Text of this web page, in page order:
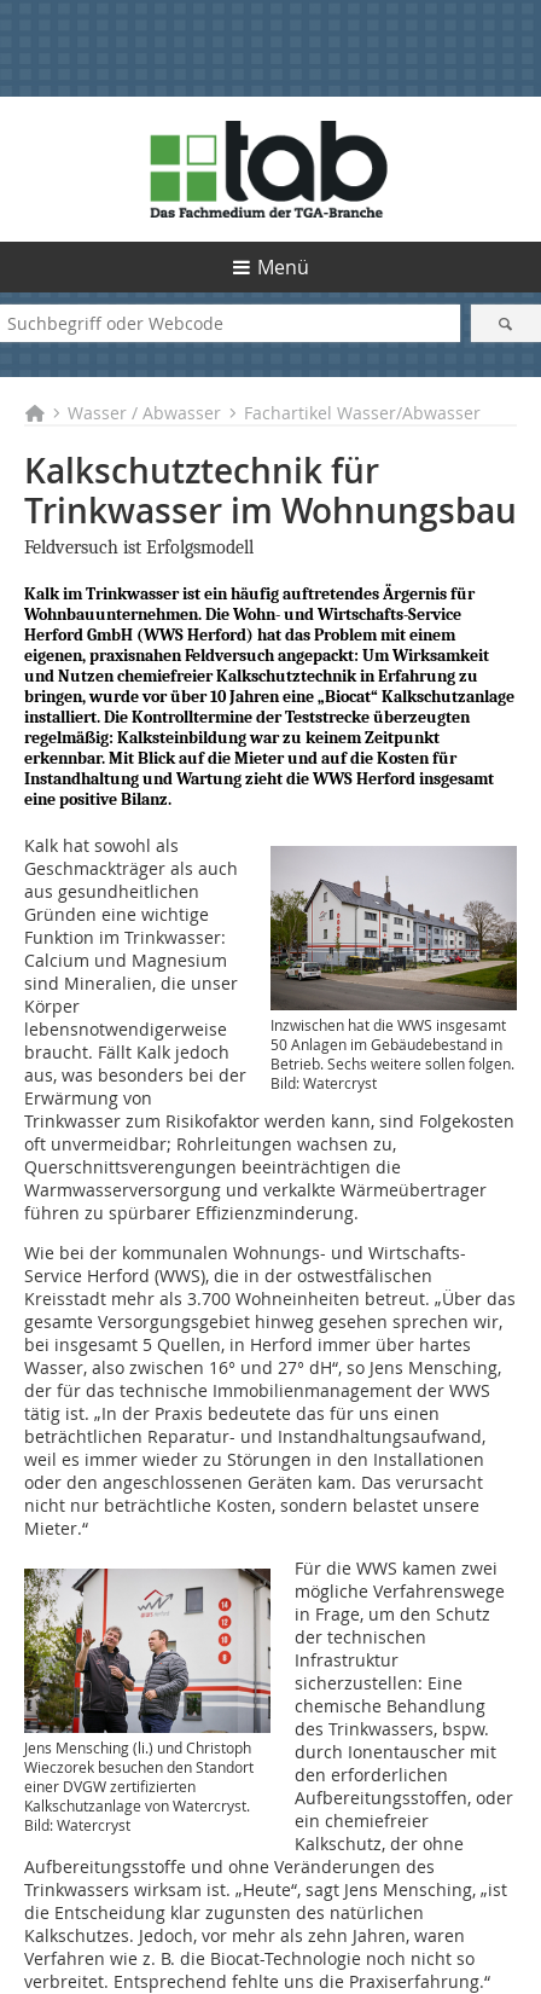
Menü
Wasser / Abwasser Fachartikel Wasser/Abwasser
Kalkschutztechnik für
Trinkwasser im Wohnungsbau
Feldversuch ist Erfolgsmodell
Kalk im Trinkwasser ist ein häufig auftretendes Ärgernis für
Wohnbauunternehmen. Die Wohn- und Wirtschafts-Service
Herford GmbH (WWS Herford) hat das Problem mit einem
eigenen, praxisnahen Feldversuch angepackt: Um Wirksamkeit
und Nutzen chemiefreier Kalkschutztechnik in Erfahrung zu
bringen, wurde vor über 10 Jahren eine „Biocat“ Kalkschutzanlage
installiert. Die Kontrolltermine der Teststrecke überzeugten
regelmäßig: Kalksteinbildung war zu keinem Zeitpunkt
erkennbar. Mit Blick auf die Mieter und auf die Kosten für
Instandhaltung und Wartung zieht die WWS Herford insgesamt
eine positive Bilanz.
Inzwischen hat die WWS insgesamt
50 Anlagen im Gebäudebestand in
Betrieb. Sechs weitere sollen folgen.
Bild: Watercryst
Kalk hat sowohl als
Geschmackträger als auch
aus gesundheitlichen
Gründen eine wichtige
Funktion im Trinkwasser:
Calcium und Magnesium
sind Mineralien, die unser
Körper
lebensnotwendigerweise
braucht. Fällt Kalk jedoch
aus, was besonders bei der
Erwärmung von
Trinkwasser zum Risikofaktor werden kann, sind Folgekosten
oft unvermeidbar; Rohrleitungen wachsen zu,
Querschnittsverengungen beeinträchtigen die
Warmwasserversorgung und verkalkte Wärmeübertrager
führen zu spürbarer Effizienzminderung.
Wie bei der kommunalen Wohnungs- und Wirtschafts-
Service Herford (WWS), die in der ostwestfälischen
Kreisstadt mehr als 3.700 Wohneinheiten betreut. „Über das
gesamte Versorgungsgebiet hinweg gesehen sprechen wir,
bei insgesamt 5 Quellen, in Herford immer über hartes
Wasser, also zwischen 16° und 27° dH“, so Jens Mensching,
der für das technische Immobilienmanagement der WWS
tätig ist. „In der Praxis bedeutete das für uns einen
beträchtlichen Reparatur- und Instandhaltungsaufwand,
weil es immer wieder zu Störungen in den Installationen
oder den angeschlossenen Geräten kam. Das verursacht
nicht nur beträchtliche Kosten, sondern belastet unsere
Mieter.“
Jens Mensching (li.) und Christoph
Wieczorek besuchen den Standort
einer DVGW zertifizierten
Kalkschutzanlage von Watercryst.
Bild: Watercryst
Für die WWS kamen zwei
mögliche Verfahrenswege
in Frage, um den Schutz
der technischen
Infrastruktur
sicherzustellen: Eine
chemische Behandlung
des Trinkwassers, bspw.
durch Ionentauscher mit
den erforderlichen
Aufbereitungsstoffen, oder
ein chemiefreier
Kalkschutz, der ohne
Aufbereitungsstoffe und ohne Veränderungen des
Trinkwassers wirksam ist. „Heute“, sagt Jens Mensching, „ist
die Entscheidung klar zugunsten des natürlichen
Kalkschutzes. Jedoch, vor mehr als zehn Jahren, waren
Verfahren wie z. B. die Biocat-Technologie noch nicht so
verbreitet. Entsprechend fehlte uns die Praxiserfahrung.“